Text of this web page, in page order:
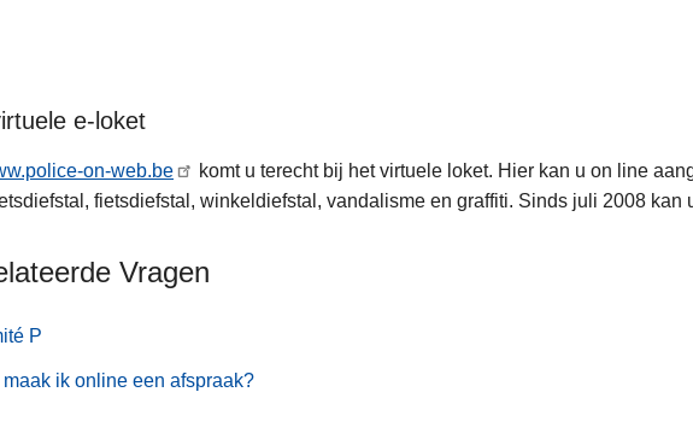
e-loket
on-web.be
komt u terecht bij het virtuele loket. Hier kan u on line
fietsdiefstal, winkeldiefstal, vandalisme en graffiti. Sinds juli 2008 kan
Vragen
P
ik online een afspraak?